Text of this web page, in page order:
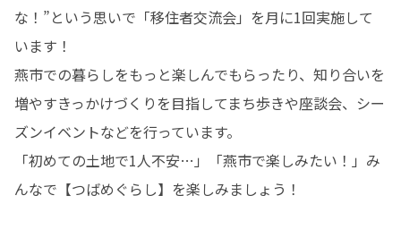
な！”という思いで「移住者交流会」を月に1回実施して
います！
燕市での暮らしをもっと楽しんでもらったり、知り合いを
増やすきっかけづくりを目指してまち歩きや座談会、シー
ズンイベントなどを行っています。
「初めての土地で1人不安…」「燕市で楽しみたい！」み
んなで【つばめぐらし】を楽しみましょう！